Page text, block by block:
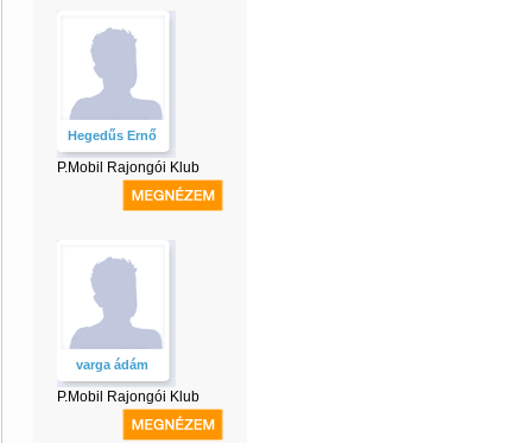
Hegedűs Ernő
P.Mobil Rajongói Klub
varga ádám
P.Mobil Rajongói Klub